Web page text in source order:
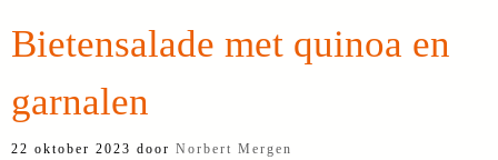
Bietensalade met quinoa en
garnalen
22 oktober 2023 door Norbert Mergen